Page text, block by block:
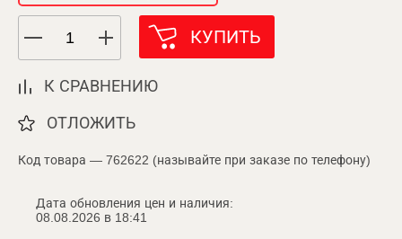
КУПИТЬ
К СРАВНЕНИЮ
ОТЛОЖИТЬ
Код товара — 762622 (называйте при заказе по телефону)
Дата обновления цен и наличия:
08.08.2026 в 18:41